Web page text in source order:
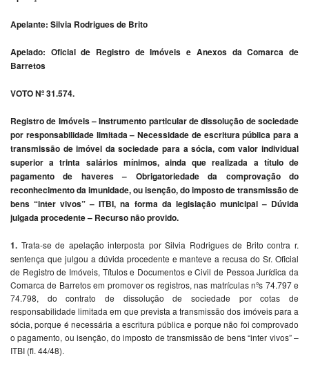
Apelante: Silvia Rodrigues de Brito
Apelado: Oficial de Registro de Imóveis e Anexos da Comarca de
Barretos
VOTO Nº 31.574.
Registro de Imóveis – Instrumento particular de dissolução de sociedade
por responsabilidade limitada – Necessidade de escritura pública para a
transmissão de imóvel da sociedade para a sócia, com valor individual
superior a trinta salários mínimos, ainda que realizada a título de
pagamento de haveres – Obrigatoriedade da comprovação do
reconhecimento da imunidade, ou isenção, do imposto de transmissão de
bens “inter vivos” – ITBI, na forma da legislação municipal – Dúvida
julgada procedente – Recurso não provido.
1. Trata-se de apelação interposta por Silvia Rodrigues de Brito contra r.
sentença que julgou a dúvida procedente e manteve a recusa do Sr. Oficial
de Registro de Imóveis, Títulos e Documentos e Civil de Pessoa Jurídica da
Comarca de Barretos em promover os registros, nas matrículas nºs 74.797 e
74.798, do contrato de dissolução de sociedade por cotas de
responsabilidade limitada em que prevista a transmissão dos imóveis para a
sócia, porque é necessária a escritura pública e porque não foi comprovado
o pagamento, ou isenção, do imposto de transmissão de bens “inter vivos” –
ITBI (fl. 44/48).